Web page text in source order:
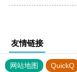
友情链接
网站地图 QuickQ